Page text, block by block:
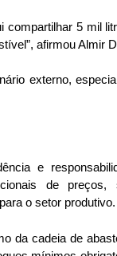
5 mil
afirmou Almir
externo,
e
de
o setor produtivo.
da cadeia de